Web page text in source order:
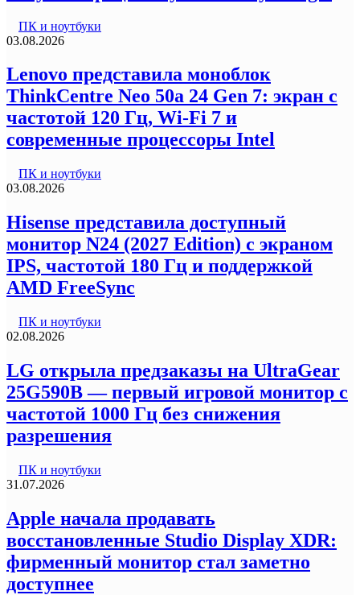
ПК и ноутбуки
03.08.2026
Lenovo представила моноблок
ThinkCentre Neo 50a 24 Gen 7: экран с
частотой 120 Гц, Wi-Fi 7 и
современные процессоры Intel
ПК и ноутбуки
03.08.2026
Hisense представила доступный
монитор N24 (2027 Edition) с экраном
IPS, частотой 180 Гц и поддержкой
AMD FreeSync
ПК и ноутбуки
02.08.2026
LG открыла предзаказы на UltraGear
25G590B — первый игровой монитор с
частотой 1000 Гц без снижения
разрешения
ПК и ноутбуки
31.07.2026
Apple начала продавать
восстановленные Studio Display XDR:
фирменный монитор стал заметно
доступнее